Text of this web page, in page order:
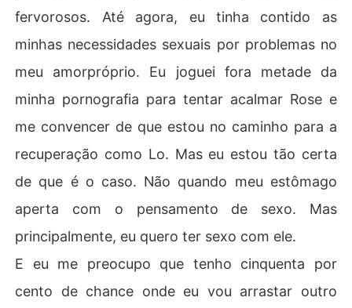
fervorosos. Até agora, eu tinha contido as
minhas necessidades sexuais por problemas no
meu amorpróprio. Eu joguei fora metade da
minha pornografia para tentar acalmar Rose e
me convencer de que estou no caminho para a
recuperação como Lo. Mas eu estou tão certa
de que é o caso. Não quando meu estômago
aperta com o pensamento de sexo. Mas
principalmente, eu quero ter sexo com ele.
E eu me preocupo que tenho cinquenta por
cento de chance onde eu vou arrastar outro